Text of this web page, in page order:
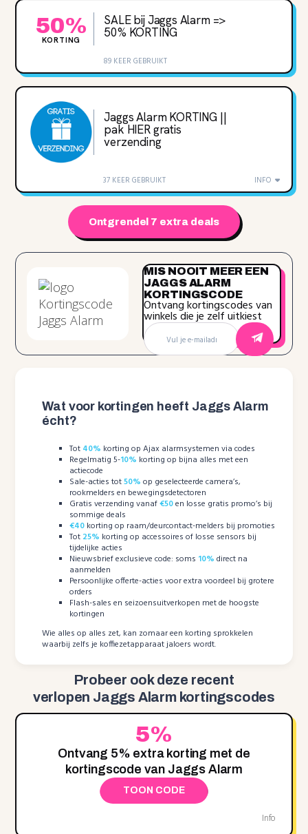
50%
KORTING
SALE bij Jaggs Alarm =>
50% KORTING
89 KEER GEBRUIKT
Jaggs Alarm KORTING ||
pak HIER gratis
verzending
37 KEER GEBRUIKT INFO
Ontgrendel 7 extra deals
MIS NOOIT MEER EEN
JAGGS ALARM
KORTINGSCODE
Ontvang kortingscodes van
winkels die je zelf uitkiest
Wat voor kortingen heeft Jaggs Alarm
écht?
Tot 40% korting op Ajax alarmsystemen via codes
Regelmatig 5-10% korting op bijna alles met een
actiecode
Sale-acties tot50% op geselecteerde camera’s,
rookmelders en bewegingsdetectoren
Gratis verzending vanaf€50en losse gratis promo’s bij
sommige deals
€40 korting op raam/deurcontact-melders bij promoties
Tot 25% korting op accessoires of losse sensors bij
tijdelijke acties
Nieuwsbrief exclusieve code: soms 10% direct na
aanmelden
Persoonlijke offerte-acties voor extra voordeel bij grotere
orders
Flash-sales en seizoensuitverkopen met de hoogste
kortingen
Wie alles op alles zet, kan zomaar een korting sprokkelen
waarbij zelfs je koffiezetapparaat jaloers wordt.
Probeer ook deze recent
verlopen Jaggs Alarm kortingscodes
5%
Ontvang 5% extra korting met de
kortingscode van Jaggs Alarm
TOON CODE
Info